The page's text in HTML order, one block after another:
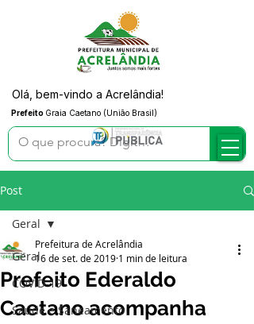
Prefeito Graia Caetano (União Brasil)
Olá, bem-vindo a Acrelândia!
Post
Geral
COVID-19
Saúde e Saneamento
Geral
Prefeito Ederaldo
Caetano acompanha
Prefeitura de Acrelândia
16 de set. de 2019 1 min de leitura